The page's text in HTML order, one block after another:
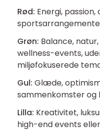
Rød: Energi,
Grøn: Balance,
wellness-events,
miljøfokuserede
Gul: Glæde,
sammenkomster og
Lilla: Kreativitet,
high-end events